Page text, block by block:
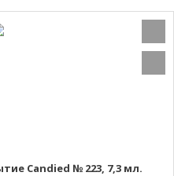
Candied № 223, 7,3 мл.